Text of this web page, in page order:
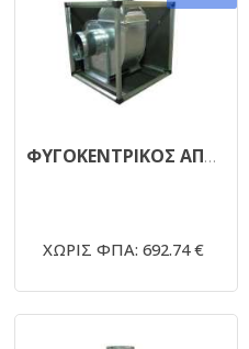
ΦΥΓΟΚΕΝΤΡΙΚΟΣ ΑΠΟΡΡΟΦΗΤΗΡΑΣ ΜΟΝΗΣ ΑΝΑΡΡΟΦΗΣΗΣ ΗΧΟΜΟΝΩΜΕΝΟΣ 1450RPM - Φ350 3,0ΗΡ 200V
ΧΩΡΙΣ ΦΠΑ: 692.74 €